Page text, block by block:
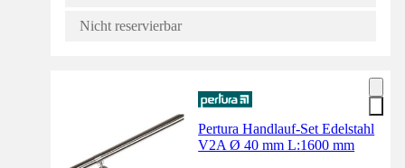
Nicht reservierbar
Pertura Handlauf-Set Edelstahl
V2A Ø 40 mm L:1600 mm